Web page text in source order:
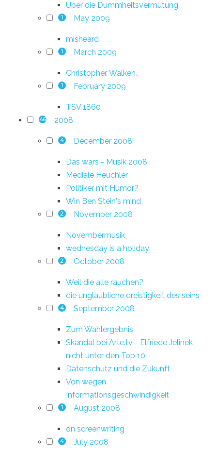
Über die Dummheitsvermutung
1 May 2009
misheard
1 March 2009
Christopher. Walken.
1 February 2009
TSV 1860
46 2008
4 December 2008
Das wars - Musik 2008
Mediale Heuchler
Politiker mit Humor?
Win Ben Stein's mind
2 November 2008
Novembermusik
wednesday is a holiday
2 October 2008
Weil die alle rauchen?
die unglaubliche dreistigkeit des seins
4 September 2008
Zum Wahlergebnis
Skandal bei Arte.tv - Elfriede Jelinek
nicht unter den Top 10
Datenschutz und die Zukunft
Von wegen
Informationsgeschwindigkeit
1 August 2008
on screenwriting
4 July 2008